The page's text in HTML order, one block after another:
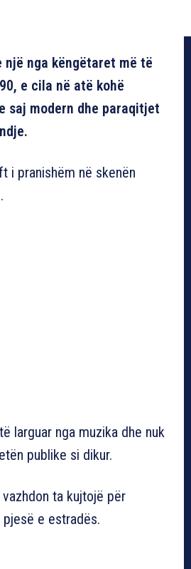
një nga këngëtaret më të
e cila në atë kohë
saj modern dhe paraqitjet
i pranishëm në skenën
larguar nga muzika dhe nuk
publike si dikur.
ta kujtojë për
e estradës.